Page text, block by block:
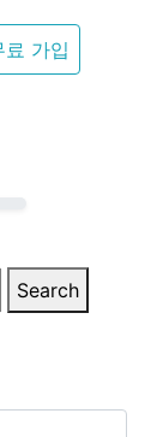
료 가입
Search